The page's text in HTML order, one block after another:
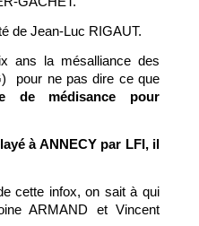
de Jean-Luc RIGAUT.
ans la mésalliance des
pour ne pas dire ce que
de médisance pour
à ANNECY par LFI , il
cette infox, on sait à qui
ARMAND et Vincent